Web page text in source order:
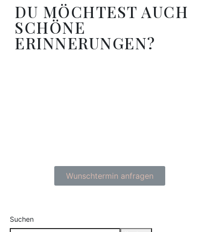
DU MÖCHTEST AUCH
SCHÖNE
ERINNERUNGEN?
Wunschtermin anfragen
Suchen